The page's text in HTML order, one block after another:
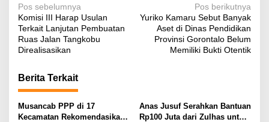
N
a
v
g
a
s
Pos sebelumnya
Komisi III Harap Usulan
Terkait Lanjutan Pembuatan
Ruas Jalan Tangkobu
Direalisasikan
Pos berikutnya
Yuriko Kamaru Sebut Banyak
Aset di Dinas Pendidikan
Provinsi Gorontalo Belum
Memiliki Bukti Otentik
Berita Terkait
Musancab PPP di 17
Kecamatan Rekomendasikan
Anas Jusuf Serahkan Bantuan
Rp100 Juta dari Zulhas untuk